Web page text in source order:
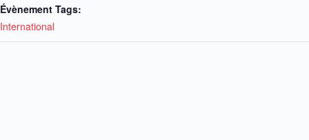
Évènement Tags:
International